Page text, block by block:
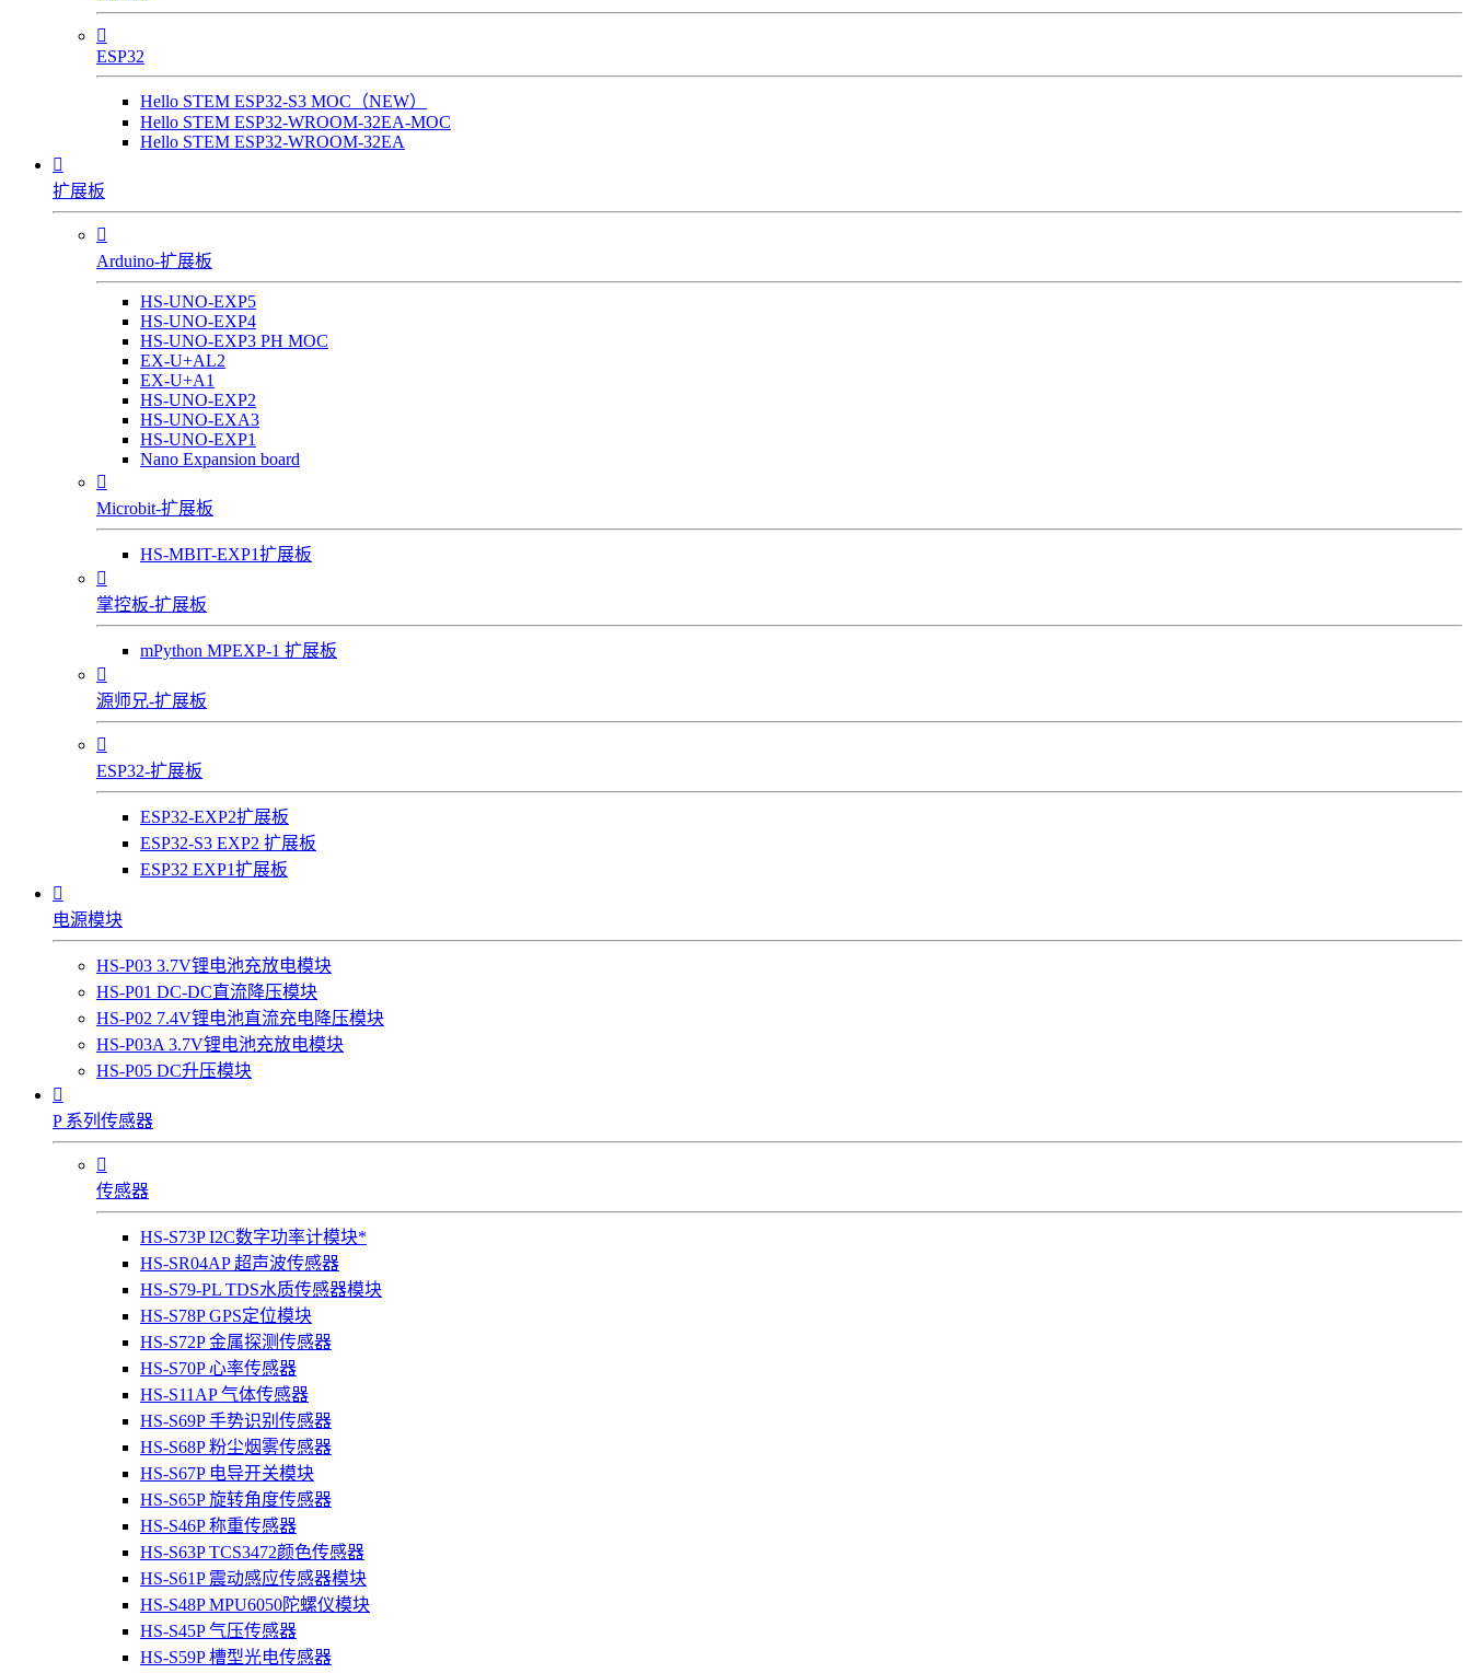

ESP32
Hello STEM ESP32-S3 MOC（NEW）
Hello STEM ESP32-WROOM-32EA-MOC
Hello STEM ESP32-WROOM-32EA

扩展板

Arduino-扩展板
HS-UNO-EXP5
HS-UNO-EXP4
HS-UNO-EXP3 PH MOC
EX-U+AL2
EX-U+A1
HS-UNO-EXP2
HS-UNO-EXA3
HS-UNO-EXP1
Nano Expansion board

Microbit-扩展板
HS-MBIT-EXP1扩展板

掌控板-扩展板
mPython MPEXP-1 扩展板

源师兄-扩展板

ESP32-扩展板
ESP32-EXP2扩展板
ESP32-S3 EXP2 扩展板
ESP32 EXP1扩展板

电源模块
HS-P03 3.7V锂电池充放电模块
HS-P01 DC-DC直流降压模块
HS-P02 7.4V锂电池直流充电降压模块
HS-P03A 3.7V锂电池充放电模块
HS-P05 DC升压模块

P 系列传感器

传感器
HS-S73P I2C数字功率计模块*
HS-SR04AP 超声波传感器
HS-S79-PL TDS水质传感器模块
HS-S78P GPS定位模块
HS-S72P 金属探测传感器
HS-S70P 心率传感器
HS-S11AP 气体传感器
HS-S69P 手势识别传感器
HS-S68P 粉尘烟雾传感器
HS-S67P 电导开关模块
HS-S65P 旋转角度传感器
HS-S46P 称重传感器
HS-S63P TCS3472颜色传感器
HS-S61P 震动感应传感器模块
HS-S48P MPU6050陀螺仪模块
HS-S45P 气压传感器
HS-S59P 槽型光电传感器